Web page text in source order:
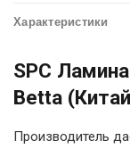
Характеристики
SPC
Betta
Производитель